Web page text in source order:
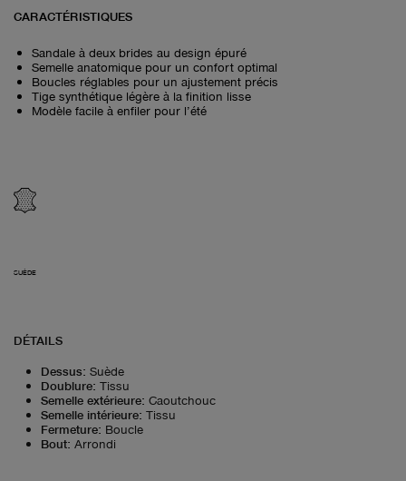
CARACTÉRISTIQUES
Sandale à deux brides au design épuré
Semelle anatomique pour un confort optimal
Boucles réglables pour un ajustement précis
Tige synthétique légère à la finition lisse
Modèle facile à enfiler pour l’été
SUÈDE
DÉTAILS
Dessus: Suède
Doublure: Tissu
Semelle extérieure: Caoutchouc
Semelle intérieure: Tissu
Fermeture: Boucle
Bout: Arrondi